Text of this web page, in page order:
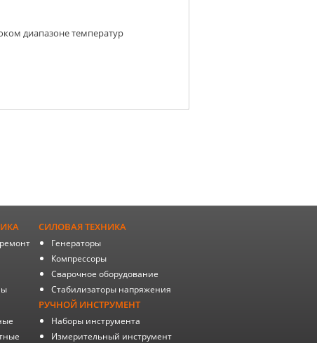
диапазоне температур
СИЛОВАЯ ТЕХНИКА
Генераторы
Компрессоры
Сварочное оборудование
Стабилизаторы напряжения
РУЧНОЙ ИНСТРУМЕНТ
Наборы инструмента
Измерительный инструмент